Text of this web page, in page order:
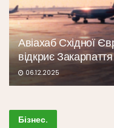
Авіахаб Східної
відкриє
06.12.2025
Бізнес.